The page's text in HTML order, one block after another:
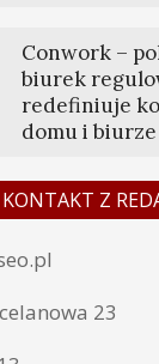
Conwork –
biurek
redefiniuje
domu i biurze
KONTAKT Z
23